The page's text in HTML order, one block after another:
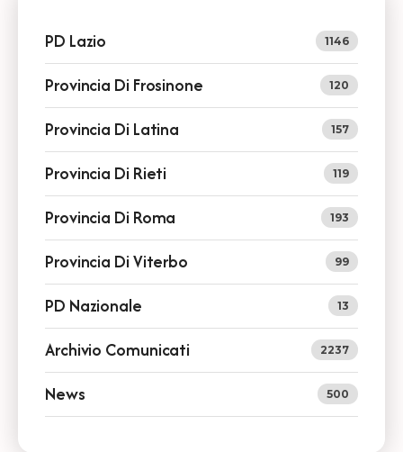
PD Lazio 1146
Provincia Di Frosinone 120
Provincia Di Latina 157
Provincia Di Rieti 119
Provincia Di Roma 193
Provincia Di Viterbo 99
PD Nazionale 13
Archivio Comunicati 2237
News 500